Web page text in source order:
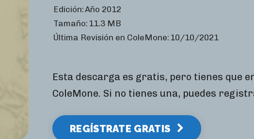
Edición:Año 2012
Tamaño: 11.3 MB
Última Revisión en ColeMone: 10/10/2021
Esta descarga es gratis, pero tienes que
ColeMone. Si no tienes una, puedes
REGÍSTRATE GRATIS